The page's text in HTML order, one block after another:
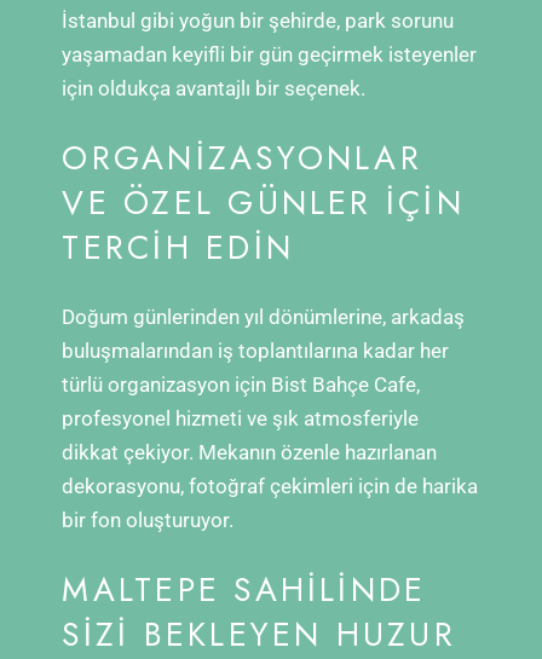
İstanbul gibi yoğun bir şehirde, park sorunu
yaşamadan keyifli bir gün geçirmek isteyenler
için oldukça avantajlı bir seçenek.
ORGANIZASYONLAR
VE ÖZEL GÜNLER İÇIN
TERCIH EDIN
Doğum günlerinden yıl dönümlerine, arkadaş
buluşmalarından iş toplantılarına kadar her
türlü organizasyon için Bist Bahçe Cafe,
profesyonel hizmeti ve şık atmosferiyle
dikkat çekiyor. Mekanın özenle hazırlanan
dekorasyonu, fotoğraf çekimleri için de harika
bir fon oluşturuyor.
MALTEPE SAHILINDE
SIZI BEKLEYEN HUZUR